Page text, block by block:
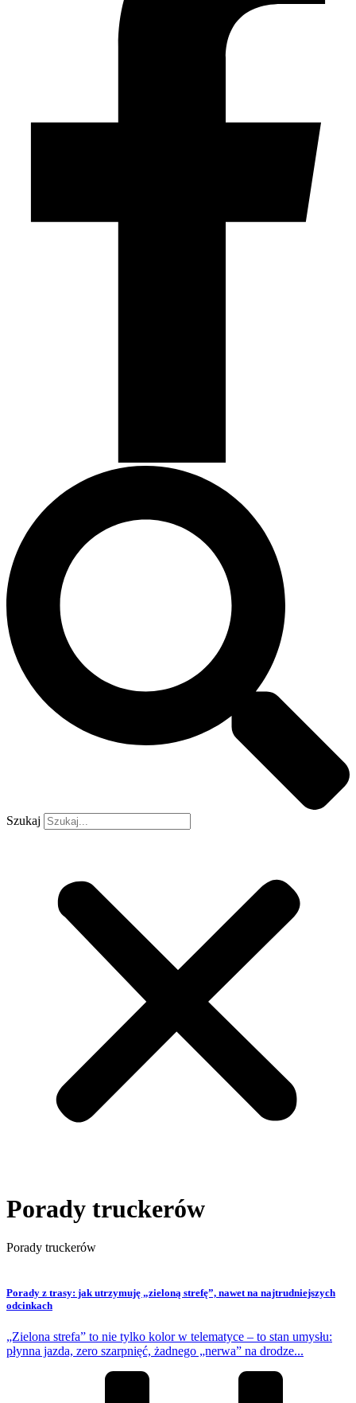
Szukaj
Porady truckerów
Porady truckerów
Porady z trasy: jak utrzymuję „zieloną strefę”, nawet na najtrudniejszych
odcinkach
„Zielona strefa” to nie tylko kolor w telematyce – to stan umysłu:
płynna jazda, zero szarpnięć, żadnego „nerwa” na drodze...